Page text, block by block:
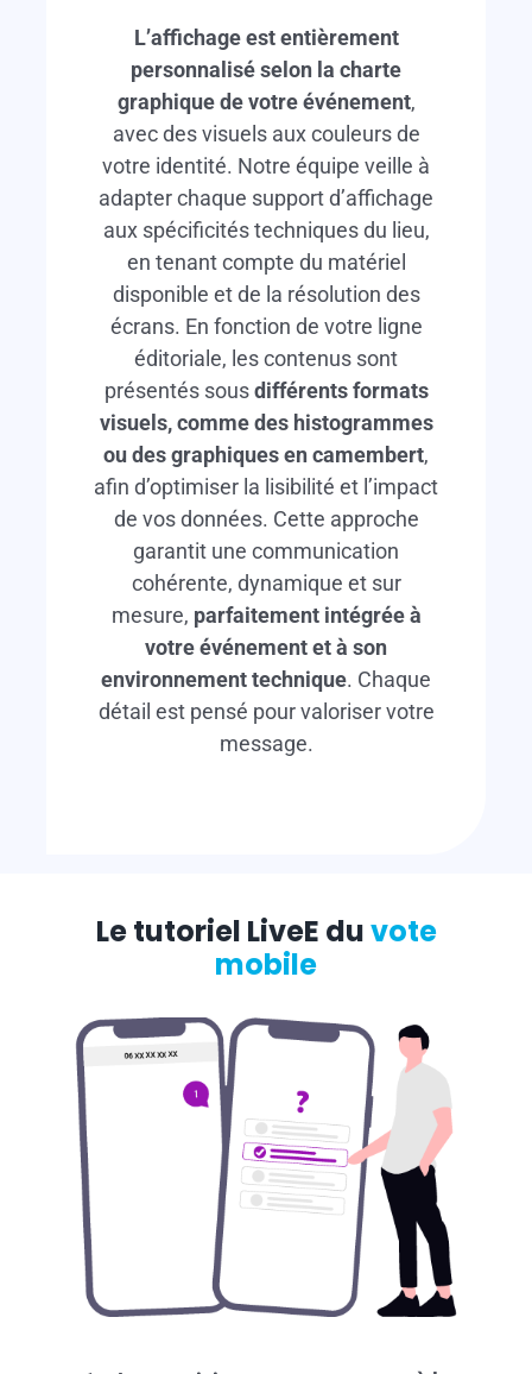
L’affichage est entièrement
personnalisé selon la charte
graphique de votre événement,
avec des visuels aux couleurs de
votre identité. Notre équipe veille à
adapter chaque support d’affichage
aux spécificités techniques du lieu,
en tenant compte du matériel
disponible et de la résolution des
écrans. En fonction de votre ligne
éditoriale, les contenus sont
présentés sousdifférents formats
visuels, comme des histogrammes
ou des graphiques en camembert,
afin d’optimiser la lisibilité et l’impact
de vos données. Cette approche
garantit une communication
cohérente, dynamique et sur
mesure, parfaitement intégrée à
votre événement et à son
environnement technique. Chaque
détail est pensé pour valoriser votre
message.
Le tutoriel LiveE duvote
mobile